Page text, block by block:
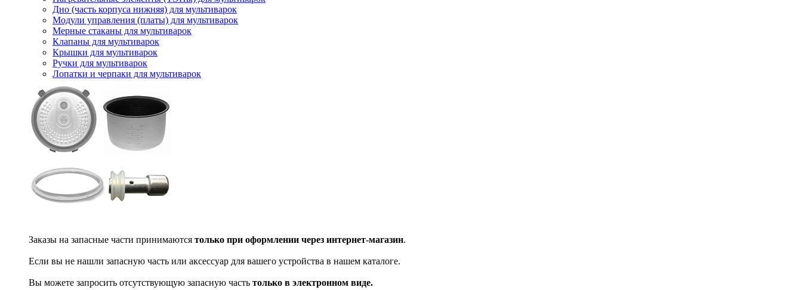
Дно (часть корпуса нижняя) для мультиварок
Модули управления (платы) для мультиварок
Мерные стаканы для мультиварок
Клапаны для мультиварок
Крышки для мультиварок
Ручки для мультиварок
Лопатки и черпаки для мультиварок
Заказы на запасные части принимаются только при оформлении через интернет-магазин.
Если вы не нашли запасную часть или аксессуар для вашего устройства в нашем каталоге.
Вы можете запросить отсутствующую запасную часть только в электронном виде.